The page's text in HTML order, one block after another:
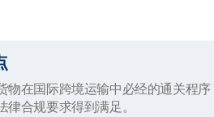
物在国际跨境运输中必经的通关程
律合规要求得到满足。